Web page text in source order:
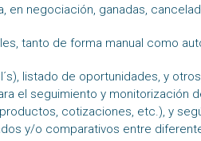
negociación, ganadas,
tanto de forma manual como
listado de oportunidades, y
el seguimiento y monitorización
cotizaciones, etc.), y
y/o comparativos entre